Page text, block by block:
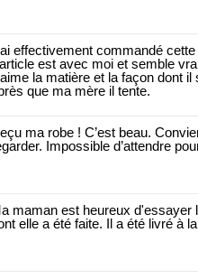
effectivement commandé
est avec moi et semble
la matière et la façon dont
que ma mère il tente.
ma robe ! C’est beau.
Impossible d’attendre
maman est heureux d'essayer
elle a été faite. Il a été livré à